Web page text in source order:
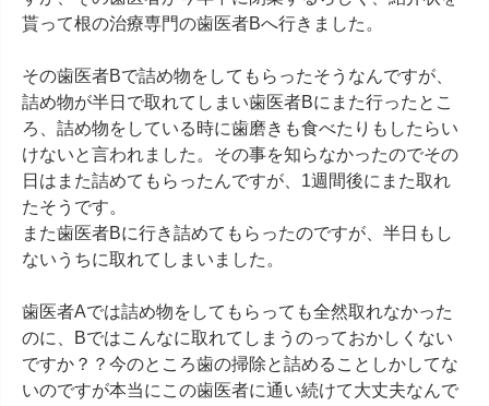
貰って根の治療専門の歯医者Bへ行きました。
その歯医者Bで詰め物をしてもらったそうなんですが、
詰め物が半日で取れてしまい歯医者Bにまた行ったとこ
ろ、詰め物をしている時に歯磨きも食べたりもしたらい
けないと言われました。その事を知らなかったのでその
日はまた詰めてもらったんですが、1週間後にまた取れ
たそうです。
また歯医者Bに行き詰めてもらったのですが、半日もし
ないうちに取れてしまいました。
歯医者Aでは詰め物をしてもらっても全然取れなかった
のに、Bではこんなに取れてしまうのっておかしくない
ですか？？今のところ歯の掃除と詰めることしかしてな
いのですが本当にこの歯医者に通い続けて大丈夫なんで